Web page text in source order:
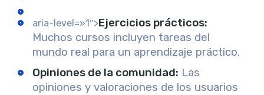
aria-level=»1″>Ejercicios prácticos:
Muchos cursos incluyen tareas del
mundo real para un aprendizaje práctico.
Opiniones de la comunidad: Las
opiniones y valoraciones de los usuarios